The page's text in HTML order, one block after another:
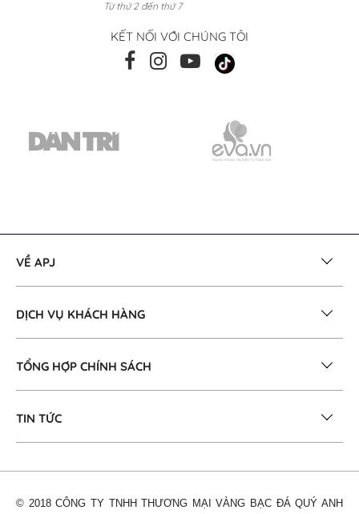
Từ thứ 2 đến thứ 7
KẾT NỐI VỚI CHÚNG TÔI
VỀ APJ
DỊCH VỤ KHÁCH HÀNG
TỔNG HỢP CHÍNH SÁCH
TIN TỨC
© 2018 CÔNG TY TNHH THƯƠNG MẠI VÀNG BẠC ĐÁ QUÝ ANH